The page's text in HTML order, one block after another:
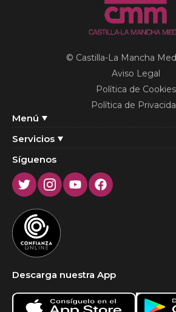
Menú
Servicios
© Castilla-La Mancha
Aviso Legal
Política de Cookies
Política de
Síguenos
TwitterInstagram
YoutubeFacebook
Descarga nuestra App